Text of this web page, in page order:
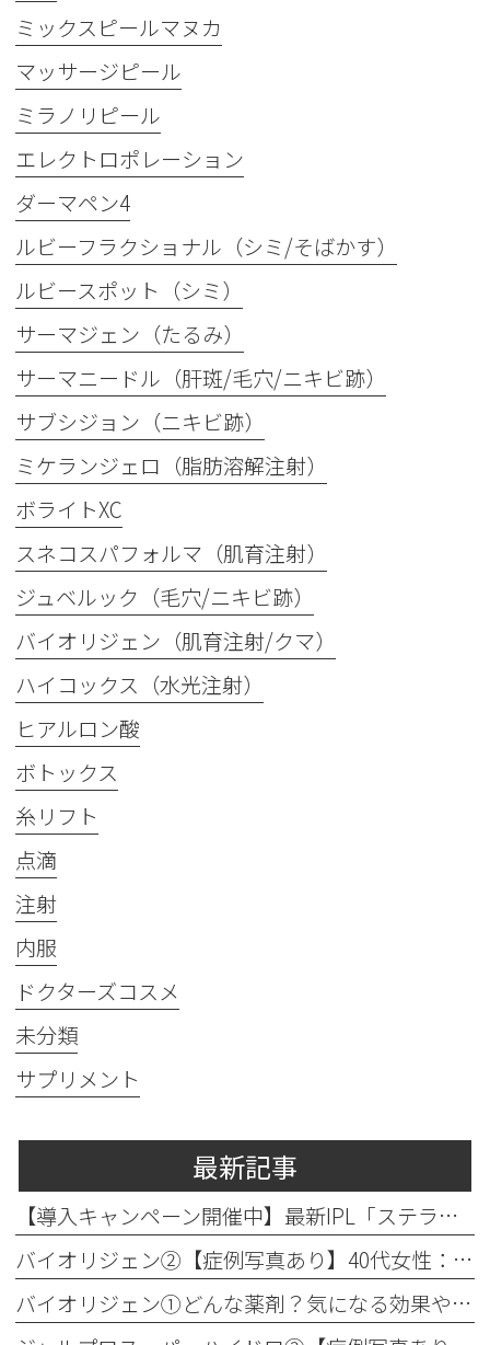
ミックスピールマヌカ
マッサージピール
ミラノリピール
エレクトロポレーション
ダーマペン4
ルビーフラクショナル（シミ/そばかす）
ルビースポット（シミ）
サーマジェン（たるみ）
サーマニードル（肝斑/毛穴/ニキビ跡）
サブシジョン（ニキビ跡）
ミケランジェロ（脂肪溶解注射）
ボライトXC
スネコスパフォルマ（肌育注射）
ジュベルック（毛穴/ニキビ跡）
バイオリジェン（肌育注射/クマ）
ハイコックス（水光注射）
ヒアルロン酸
ボトックス
糸リフト
点滴
注射
内服
ドクターズコスメ
未分類
サプリメント
最新記事
【導入キャンペーン開催中】最新IPL「ステラM22」で透明感のある素肌へ
バイオリジェン②【症例写真あり】40代女性：目元の小じわ改善
バイオリジェン①どんな薬剤？気になる効果やダウンタイムについて解説